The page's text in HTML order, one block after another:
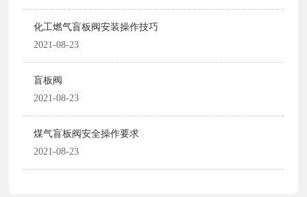
化工燃气盲板阀安装操作技巧
2021-08-23
盲板阀
2021-08-23
煤气盲板阀安全操作要求
2021-08-23